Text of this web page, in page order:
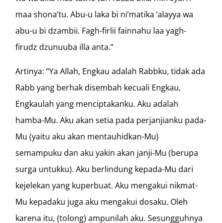
maa shona’tu. Abu-u laka bi ni’matika ‘alayya wa
abu-u bi dzambii. Fagh-firlii fainnahu laa yagh-
firudz dzunuuba illa anta.”
Artinya: “Ya Allah, Engkau adalah Rabbku, tidak ada
Rabb yang berhak disembah kecuali Engkau,
Engkaulah yang menciptakanku. Aku adalah
hamba-Mu. Aku akan setia pada perjanjianku pada-
Mu (yaitu aku akan mentauhidkan-Mu)
semampuku dan aku yakin akan janji-Mu (berupa
surga untukku). Aku berlindung kepada-Mu dari
kejelekan yang kuperbuat. Aku mengakui nikmat-
Mu kepadaku juga aku mengakui dosaku. Oleh
karena itu, (tolong) ampunilah aku. Sesungguhnya